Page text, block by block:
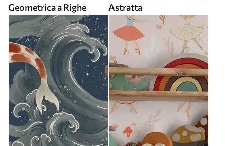
Geometrica a Righe Astratta